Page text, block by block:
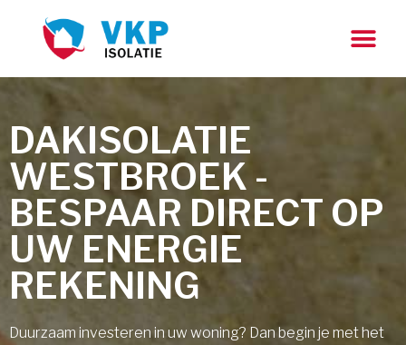
DAKISOLATIE
WESTBROEK -
BESPAAR DIRECT OP
UW ENERGIE
REKENING
Duurzaam investeren in uw woning? Dan begin je met het